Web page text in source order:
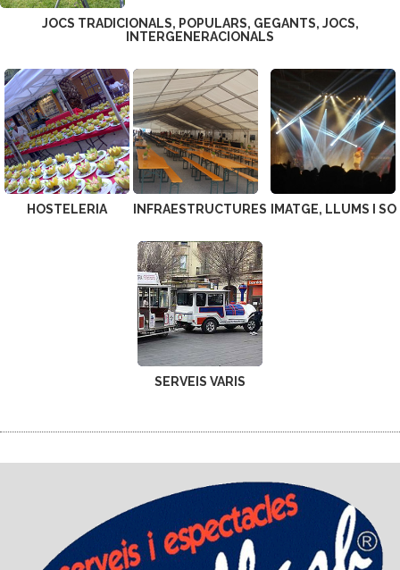
JOCS TRADICIONALS, POPULARS, GEGANTS, JOCS,
INTERGENERACIONALS
HOSTELERIA INFRAESTRUCTURES IMATGE, LLUMS I SO
SERVEIS VARIS